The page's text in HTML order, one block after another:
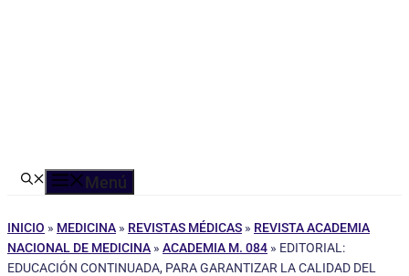
Menú
INICIO » MEDICINA » REVISTAS MÉDICAS » REVISTA ACADEMIA
NACIONAL DE MEDICINA » ACADEMIA M. 084 » EDITORIAL:
EDUCACIÓN CONTINUADA, PARA GARANTIZAR LA CALIDAD DEL